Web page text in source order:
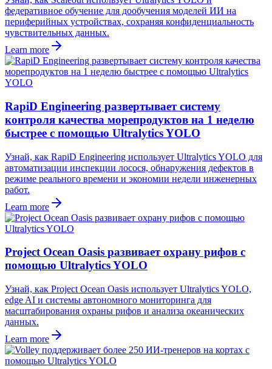
федеративное обучение для дообучения моделей ИИ на
периферийных устройствах, сохраняя конфиденциальность
чувствительных данных.
Learn more
RapiD Engineering развертывает систему
контроля качества морепродуктов на 1 неделю
быстрее с помощью Ultralytics YOLO
Узнай, как RapiD Engineering использует Ultralytics YOLO для
автоматизации инспекции лосося, обнаружения дефектов в
режиме реального времени и экономии недели инженерных
работ.
Learn more
Project Ocean Oasis развивает охрану рифов с
помощью Ultralytics YOLO
Узнай, как Project Ocean Oasis использует Ultralytics YOLO,
edge AI и системы автономного мониторинга для
масштабирования охраны рифов и анализа океанических
данных.
Learn more